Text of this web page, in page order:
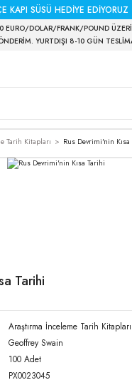
KAPI SÜSÜ HEDİYE EDİYORUZ
EURO/DOLAR/FRANK/POUND
YURTDIŞI 8-10 GÜN
Tarih Kitapları Rus Devrimi'nin Kısa
Tarihi
Araştırma İnceleme Tarih Kitapları
Geoffrey Swain
100 Adet
PX0023045